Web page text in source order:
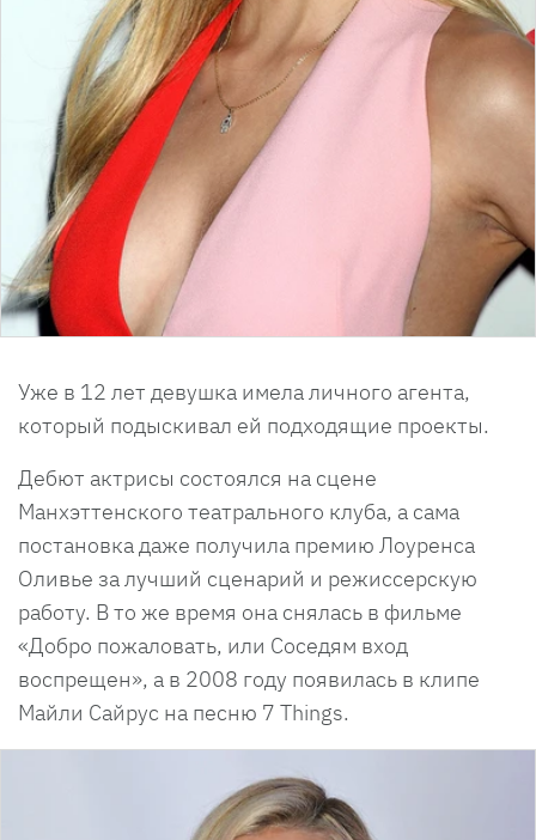
Уже в 12 лет девушка имела личного агента,
который подыскивал ей подходящие проекты.
Дебют актрисы состоялся на сцене
Манхэттенского театрального клуба, а сама
постановка даже получила премию Лоуренса
Оливье за лучший сценарий и режиссерскую
работу. В то же время она снялась в фильме
«Добро пожаловать, или Соседям вход
воспрещен», а в 2008 году появилась в клипе
Майли Сайрус на песню 7 Things.